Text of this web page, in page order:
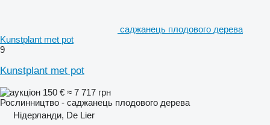
саджанець плодового дерева
Kunstplant met pot
9
Kunstplant met pot
150 € ≈ 7 717 грн
Рослинництво - саджанець плодового дерева
Нідерланди, De Lier